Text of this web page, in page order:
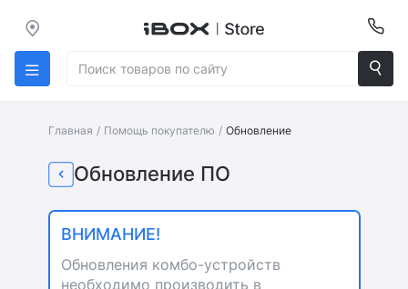
Главная / Помощь покупателю / Обновление
Обновление ПО
ВНИМАНИЕ!
Обновления комбо-устройств
необходимо производить в